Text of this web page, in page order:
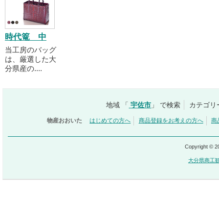
時代篭 中
当工房のバッグ
は、厳選した大
分県産の....
地域 「 宇佐市 」 で検索 カテゴリ
物産おおいた はじめての方へ 商品登録をお考えの方へ 商
Copyright ©
大分県商工